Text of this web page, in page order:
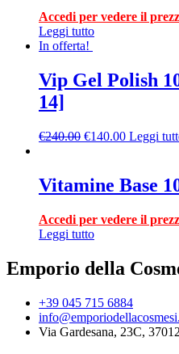
Accedi per vedere il
Leggi tutto
In offerta!
Vip Gel Polish
14]
€240.00 €140.00 Leggi
Vitamine Base
Accedi per vedere il
Leggi tutto
Emporio della
+39 045 715 6884
Via Gardesana, 23C,